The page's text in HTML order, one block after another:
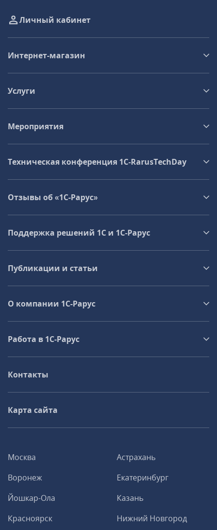
Москва
Астрахань
Воронеж
Екатеринбург
Йошкар-Ола
Казань
Красноярск
Нижний Новгород
Личный кабинет
Интернет-магазин
Услуги
Мероприятия
Техническая конференция 1C‑RarusTechDay
Отзывы об «1С-Рарус»
Поддержка решений 1С и 1С‑Рарус
Публикации и статьи
О компании 1C-Рарус
Работа в 1С‑Рарус
Контакты
Карта сайта